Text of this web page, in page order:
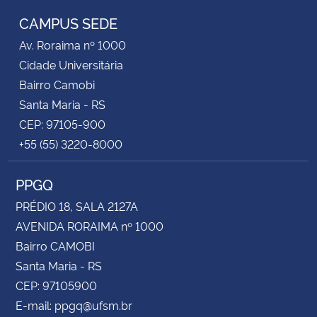
Secretaria-Geral
Secretaria de Governo
Gabinete de Segurança Institucional
Advocacia-Geral da União
Banco Central do Brasil
Planalto
CAMPUS SEDE
Av. Roraima nº 1000
Cidade Universitária
Bairro Camobi
Santa Maria - RS
CEP: 97105-900
+55 (55) 3220-8000
PPGQ
PRÉDIO 18, SALA 2127A
AVENIDA RORAIMA nº 1000
Bairro CAMOBI
Santa Maria - RS
CEP: 97105900
E-mail: ppgq@ufsm.br